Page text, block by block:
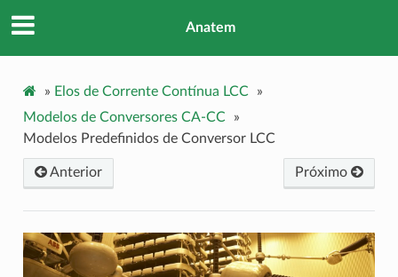
Anatem
» Elos de Corrente Contínua LCC
»
Modelos de Conversores CA-CC
»
Modelos Predefinidos de Conversor LCC
Próximo
Anterior